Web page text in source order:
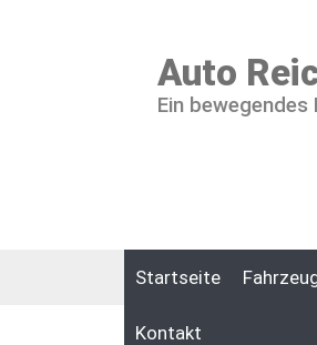
Auto
Ein bewegendes
Startseite
Kontakt